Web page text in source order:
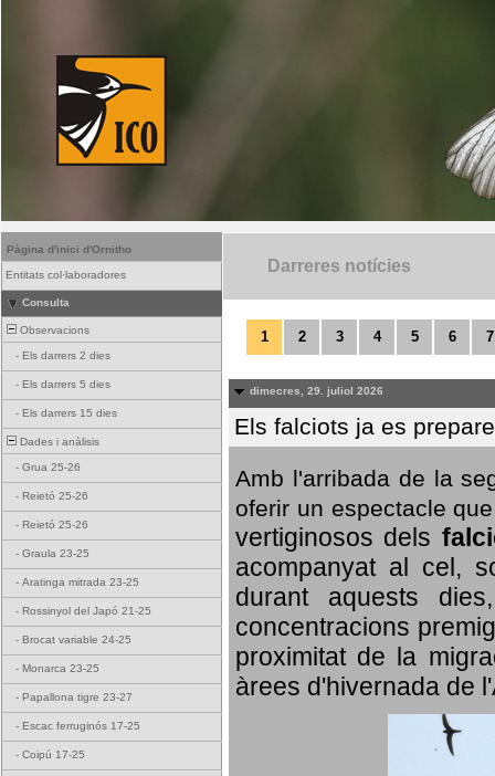
Pàgina d'inici d'Ornitho
Entitats col·laboradores
Consulta
Observacions
- Els darrers 2 dies
- Els darrers 5 dies
- Els darrers 15 dies
Dades i anàlisis
- Grua 25-26
- Reietó 25-26
- Reietó 25-26
- Graula 23-25
- Aratinga mitrada 23-25
- Rossinyol del Japó 21-25
- Brocat variable 24-25
- Monarca 23-25
- Papallona tigre 23-27
- Escac ferruginós 17-25
- Coipú 17-25
Darreres notícies
1 2 3 4 5 6 7
dimecres, 29. juliol 2026
Els falciots ja es
Amb l'arribada de la
oferir un espectacle
vertiginosos dels
acompanyat al cel,
durant aquests
concentracions
proximitat de la
àrees d'hivernada de